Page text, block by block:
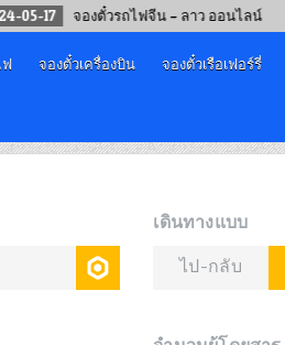
จองตั๋วรถไฟจีน – ลาว ออนไลน์
จองตั๋วเครื่องบิน จองตั๋วเรือเฟอร์รี่